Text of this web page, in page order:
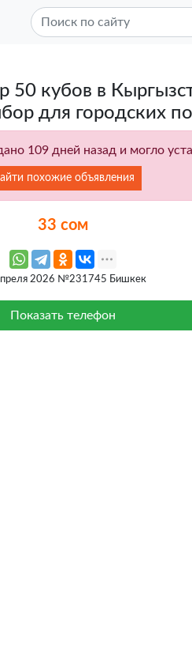
50 кубов в
для городских
109 дней назад и могло
похожие объявления
33 сом
2026 №231745 Бишкек
Показать телефон